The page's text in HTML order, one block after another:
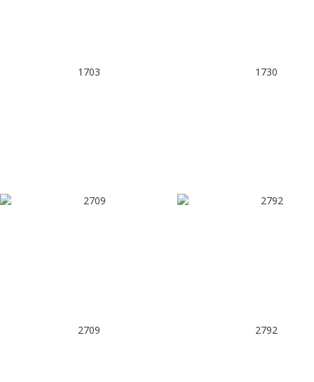
1703 1730
2709 2792